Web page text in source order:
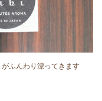
ふんわり漂ってきます